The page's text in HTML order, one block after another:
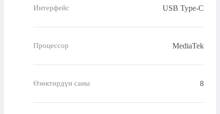
Интерфейс USB Type-C
Процессор MediaTek
Өзөктөрдүн саны 8